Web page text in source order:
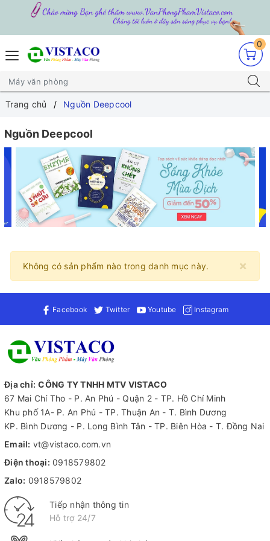
0
Trang chủ Nguồn Deepcool
Nguồn Deepcool
×
Không có sản phẩm nào trong danh mục này.
Facebook Twitter Youtube Instagram
Địa chỉ: CÔNG TY TNHH MTV VISTACO
67 Mai Chí Tho - P. An Phú - Quận 2 - TP. Hồ Chí Minh
Khu phố 1A- P. An Phú - TP. Thuận An - T. Bình Dương
KP. Bình Dương - P. Long Bình Tân - TP. Biên Hòa - T. Đồng Nai
Email: vt@vistaco.com.vn
Điện thoại: 0918579802
Zalo: 0918579802
Tiếp nhận thông tin
Hỗ trợ 24/7